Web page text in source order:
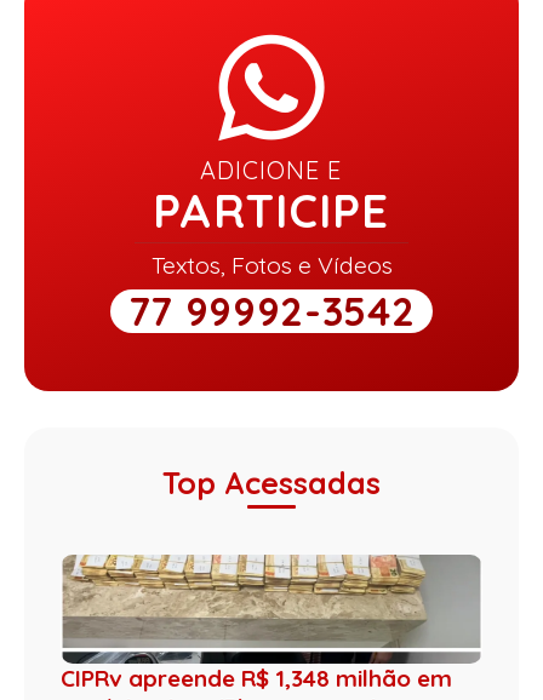
ADICIONE E
PARTICIPE
Textos, Fotos e Vídeos
77 99992-3542
Top Acessadas
CIPRv apreende R$ 1,348 milhão em